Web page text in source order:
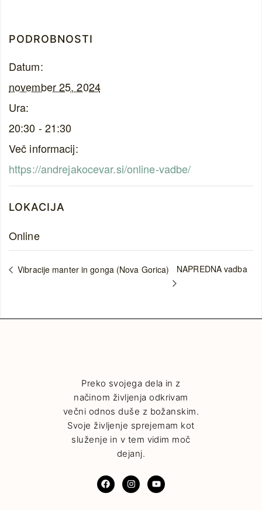
PODROBNOSTI
Datum:
november 25, 2024
Ura:
20:30 - 21:30
Več informacij:
https://andrejakocevar.si/online-vadbe/
LOKACIJA
Online
Vibracije manter in gonga (Nova Gorica) NAPREDNA vadba
Preko svojega dela in z
načinom življenja odkrivam
večni odnos duše z božanskim.
Svoje življenje sprejemam kot
služenje in v tem vidim moč
dejanj.